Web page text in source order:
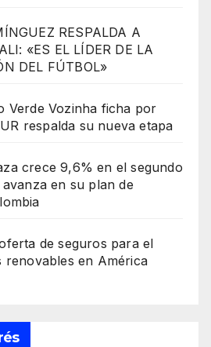
RESPALDA A
«ES EL LÍDER DE LA
DEL FÚTBOL»
Verde Vozinha ficha por
respalda su nueva etapa
crece 9,6% en el segundo
en su plan de
de seguros para el
renovables en América